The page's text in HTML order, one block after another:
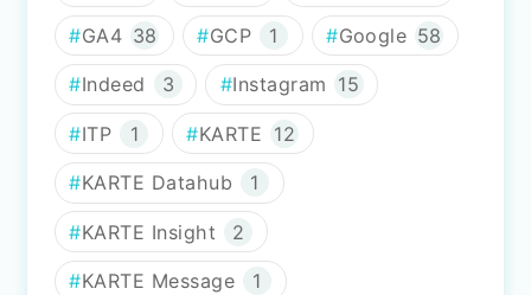
GA4 38 GCP 1 Google 58
Indeed 3 Instagram 15
ITP 1 KARTE 12
KARTE Datahub 1
KARTE Insight 2
KARTE Message 1